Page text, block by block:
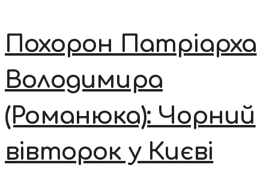
Похорон Патріарха
Володимира
(Романюка): Чорний
вівторок у Києві